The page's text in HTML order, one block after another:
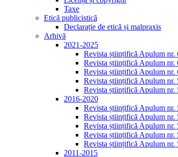
Taxe
Etică publicistică
Declarație de etică și malpraxis
Arhivă
2021-2025
Revista științifică Apulum nr.
Revista științifică Apulum nr.
Revista științifică Apulum nr.
Revista științifică Apulum nr.
Revista științifică Apulum nr.
2016-2020
Revista științifică Apulum nr.
Revista științifică Apulum nr.
Revista științifică Apulum nr.
Revista științifică Apulum nr.
Revista științifică Apulum nr.
2011-2015